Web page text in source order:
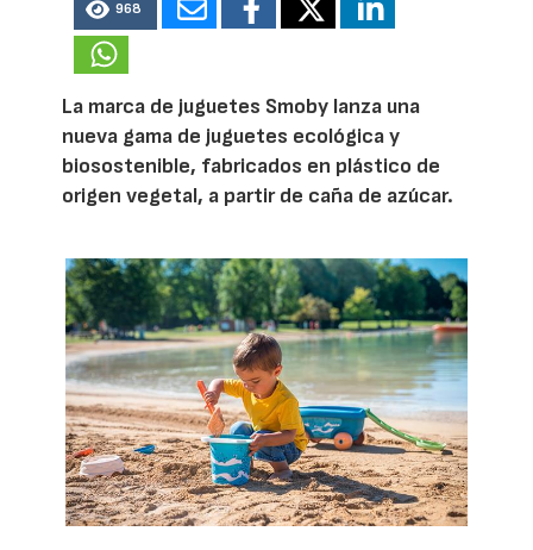
968
La marca de juguetes Smoby lanza una
nueva gama de juguetes ecológica y
biosostenible, fabricados en plástico de
origen vegetal, a partir de caña de azúcar.